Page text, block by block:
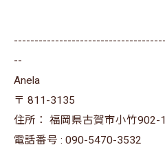
--
Anela
〒 811-3135
住所： 福岡県古賀市小竹902-
電話番号 : 090-5470-3532